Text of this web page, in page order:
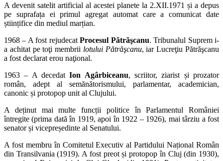
A devenit satelit artificial al acestei planete la 2.XII.1971 și a depus
pe suprafața ei primul agregat automat care a comunicat date
științifice din mediul marțian.
1968 – A fost rejudecatProcesul Pătrăşcanu. Tribunalul Suprem i-
a achitat pe toţi membrii lotului Pătrăşcanu, iar Lucreţiu Pătrăşcanu
a fost declarat erou naţional.
1963 – A decedatIon Agârbiceanu, scriitor, ziarist și prozator
român, adept al semănătorismului, parlamentar, academician,
canonic și protopop unit al Clujului.
A deținut mai multe funcții politice în Parlamentul României
întregite (prima dată în 1919, apoi în 1922 – 1926), mai târziu a fost
senator și vicepreședinte al Senatului.
A fost membru în Comitetul Executiv al Partidului Național Român
din Transilvania (1919). A fost preot și protopop în Cluj (din 1930),